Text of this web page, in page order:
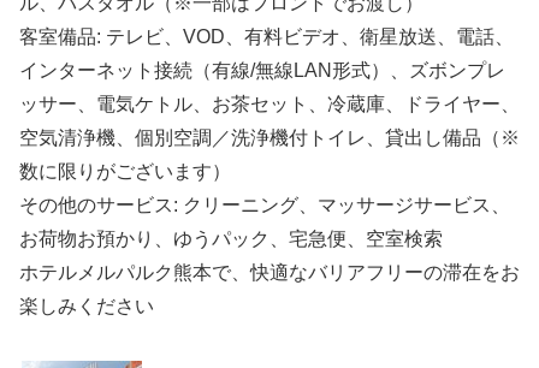
客室備品: テレビ、VOD、有料ビデオ、衛星放送、電話、
インターネット接続（有線/無線LAN形式）、ズボンプレ
ッサー、電気ケトル、お茶セット、冷蔵庫、ドライヤー、
空気清浄機、個別空調／洗浄機付トイレ、貸出し備品（※
数に限りがございます）
その他のサービス: クリーニング、マッサージサービス、
お荷物お預かり、ゆうパック、宅急便、空室検索
ホテルメルパルク熊本で、快適なバリアフリーの滞在をお
楽しみください